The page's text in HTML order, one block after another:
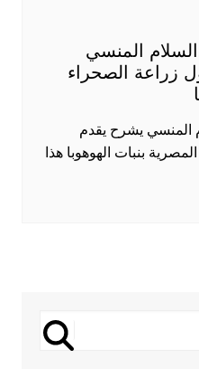
المنسي
زراعة الصحراء
المنسي يشرح يقدم
بنبات الهوهوبا هذا